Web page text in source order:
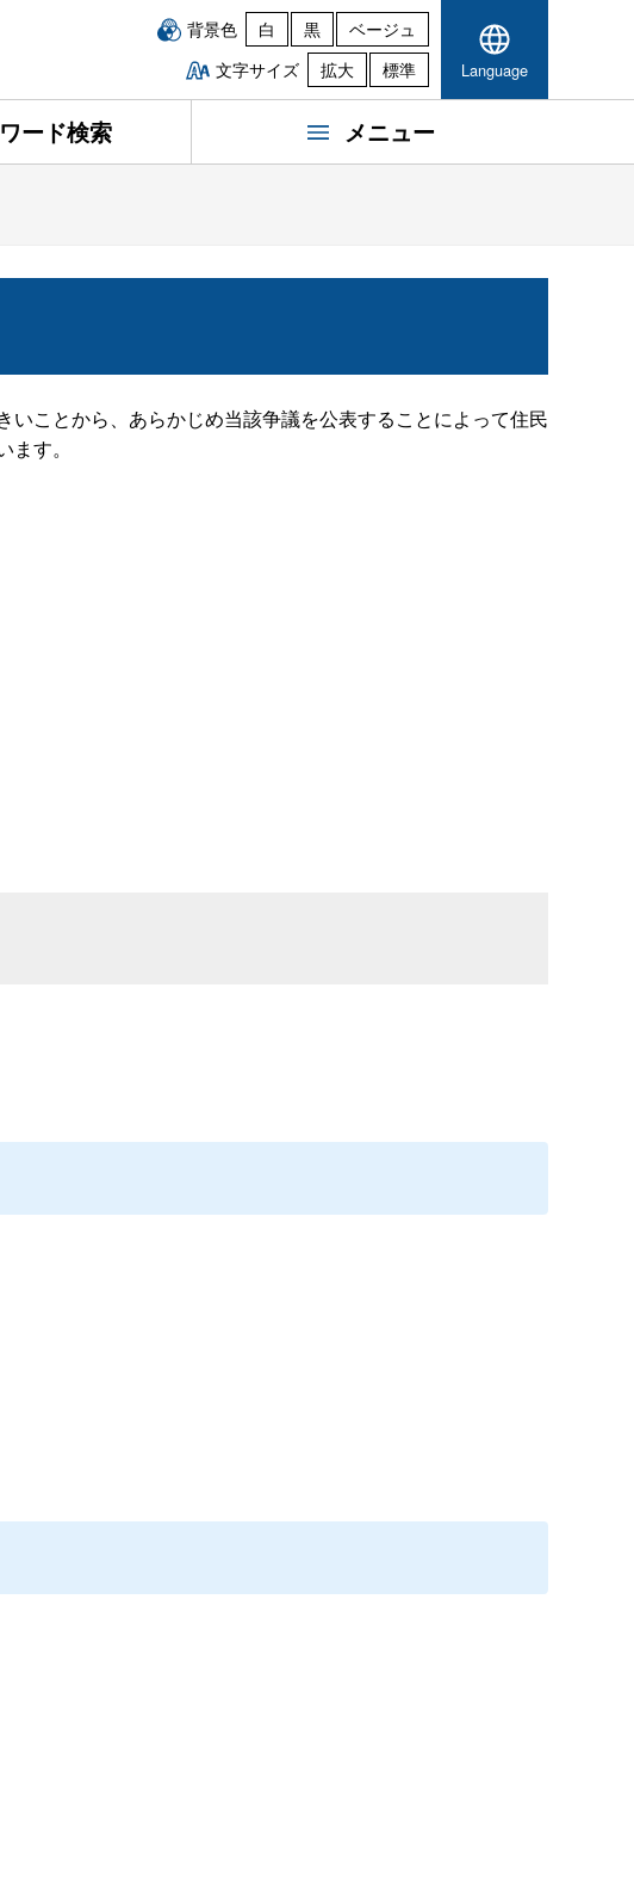
背景色 白 黒
ベージュ
文字サイズ
拡大 標準 Language
ード検索 メニュー
ことから、あらかじめ当該争議を公表することによって住民
す。